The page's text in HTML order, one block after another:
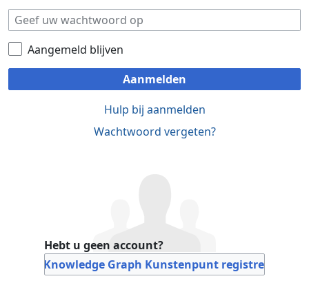
Aangemeld blijven
Aanmelden
Hulp bij aanmelden
Wachtwoord vergeten?
Hebt u geen account?
Bij Knowledge Graph Kunstenpunt registreren